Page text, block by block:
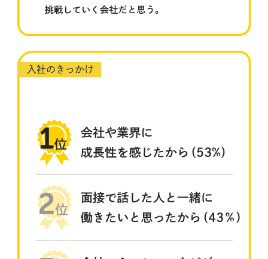
入社のきっかけ